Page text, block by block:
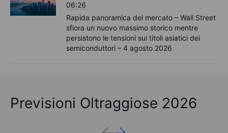
06:26
Rapida panoramica del mercato – Wall Street
sfiora un nuovo massimo storico mentre
persistono le tensioni sui titoli asiatici dei
semiconduttori – 4 agosto 2026
Previsioni Oltraggiose 2026